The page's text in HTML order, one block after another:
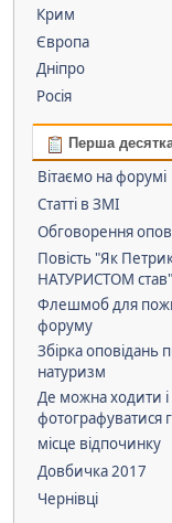
Крим
Європа
Дніпро
Росія
Перша
Вітаємо на форумі
Статті в ЗМІ
Обговорення
Повість "Як
НАТУРИСТОМ став"
Флешмоб для
форуму
Збірка оповідань
натуризм
Де можна ходити і
фотографуватися
місце відпочинку
Довбичка 2017
Чернівці